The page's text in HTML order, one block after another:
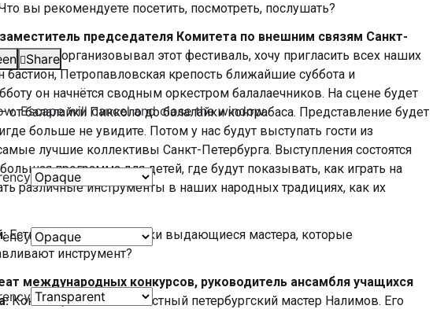
Share
Escape will cancel and close the window.
вы рекомендуете посетить, посмотреть, послушать?
председателя Комитета по внешним связям Санкт-
который организовывал этот фестиваль, хочу пригласить всех наших
Петропавловская крепость ближайшие суббота и
он начнётся сводным оркестром балалаечников. На сцене будет
от балалайки Пикколо до балалайки контрабаса. Представление будет
больше не увидите. Потом у нас будут выступать гости из
лучшие коллективы Санкт-Петербурга. Выступления состоятся
программа для детей, где будут показывать, как играть на
различные инструменты в наших народных традициях, как их
Есть ли в мире балалайки выдающиеся мастера, которые
инструмент?
международных конкурсов, руководитель ансамбля учащихся
Конечно, это всем известный петербургский мастер Налимов. Его